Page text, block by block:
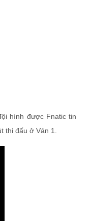
hình được Fnatic tin
thi đấu ở Ván 1.